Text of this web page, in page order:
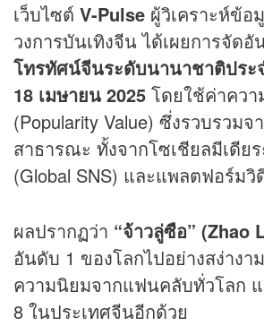
เว็บไซต์ V-Pulse ผู้วิเคราะห์ข้
วงการบันเทิงจีน ได้เผยการจัดอั
โทรทัศน์จีนระดับนานาชาติประ
18 เมษายน 2025 โดยใช้ค่าคว
(Popularity Value) ซึ่งรวบรวมจ
สาธารณะ ทั้งจากโซเชียลมีเดีย
(Global SNS) และแพลตฟอร์มวิ
ผลปรากฏว่า “จ้าวลู่ซือ” (Zhao
อันดับ 1 ของโลกไปอย่างสง่างา
ความนิยมจากแฟนคลับทั่วโลก
8 ในประเทศจีนอีกด้วย